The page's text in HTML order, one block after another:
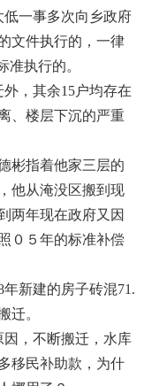
一事多次向乡政府
文件执行的，一律
准执行的。
，其余15户均存在
、楼层下沉的严重
彬指着他家三层的
他从淹没区搬到现
两年现在政府又因
０５年的标准补偿
新建的房子砖混71.
迁。
，不断搬迁，水库
移民补助款，为什